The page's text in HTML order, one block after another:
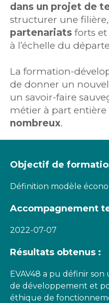
dans un projet de
structurer une filière,
partenariats forts et
à l’échelle du
La formation-
de donner un nouvel
un savoir-faire
métier à part entière
nombreux.
Objectif de
Définition modèle
Accompagnement
2022-07-07
Résultats obtenus :
EVAV48 a pu définir son
de développement et
éthique de